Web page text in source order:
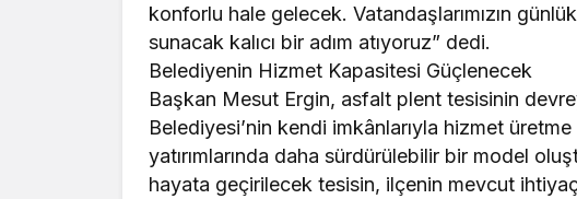
konforlu hale gelecek. Vatandaşlarımızın
sunacak kalıcı bir adım atıyoruz” dedi.
Belediyenin Hizmet Kapasitesi Güçlenecek
Başkan Mesut Ergin, asfalt plent tesisinin
Belediyesi’nin kendi imkânlarıyla hizmet
yatırımlarında daha sürdürülebilir bir model
hayata geçirilecek tesisin, ilçenin mevcut